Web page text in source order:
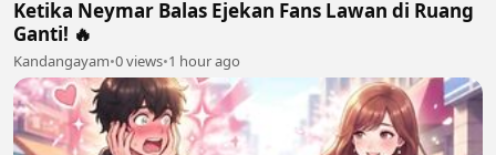
Ketika Neymar Balas Ejekan Fans Lawan di Ruang
Ganti! 🔥
Kandangayam•0 views•1 hour ago